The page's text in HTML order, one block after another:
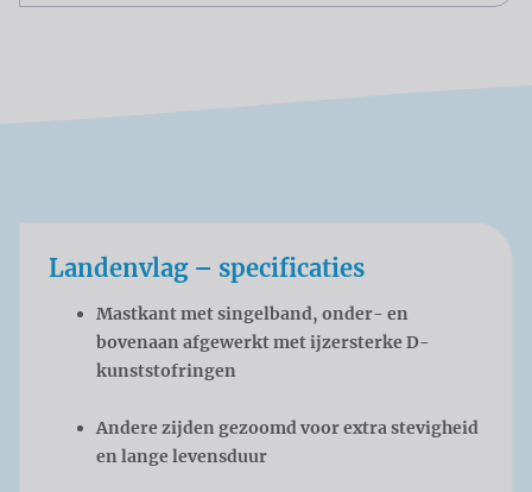
Landenvlag – specificaties
Mastkant met singelband, onder- en
bovenaan afgewerkt met ijzersterke D-
kunststofringen
Andere zijden gezoomd voor extra stevigheid
en lange levensduur